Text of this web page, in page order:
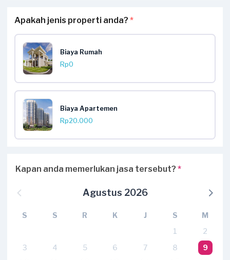
Apakah jenis properti anda? *
Biaya Rumah
Rp0
Biaya Apartemen
Rp20.000
Kapan anda memerlukan jasa tersebut? *
Agustus 2026
S S R K J S
M
1
2
3
4 5 6 7 8
9